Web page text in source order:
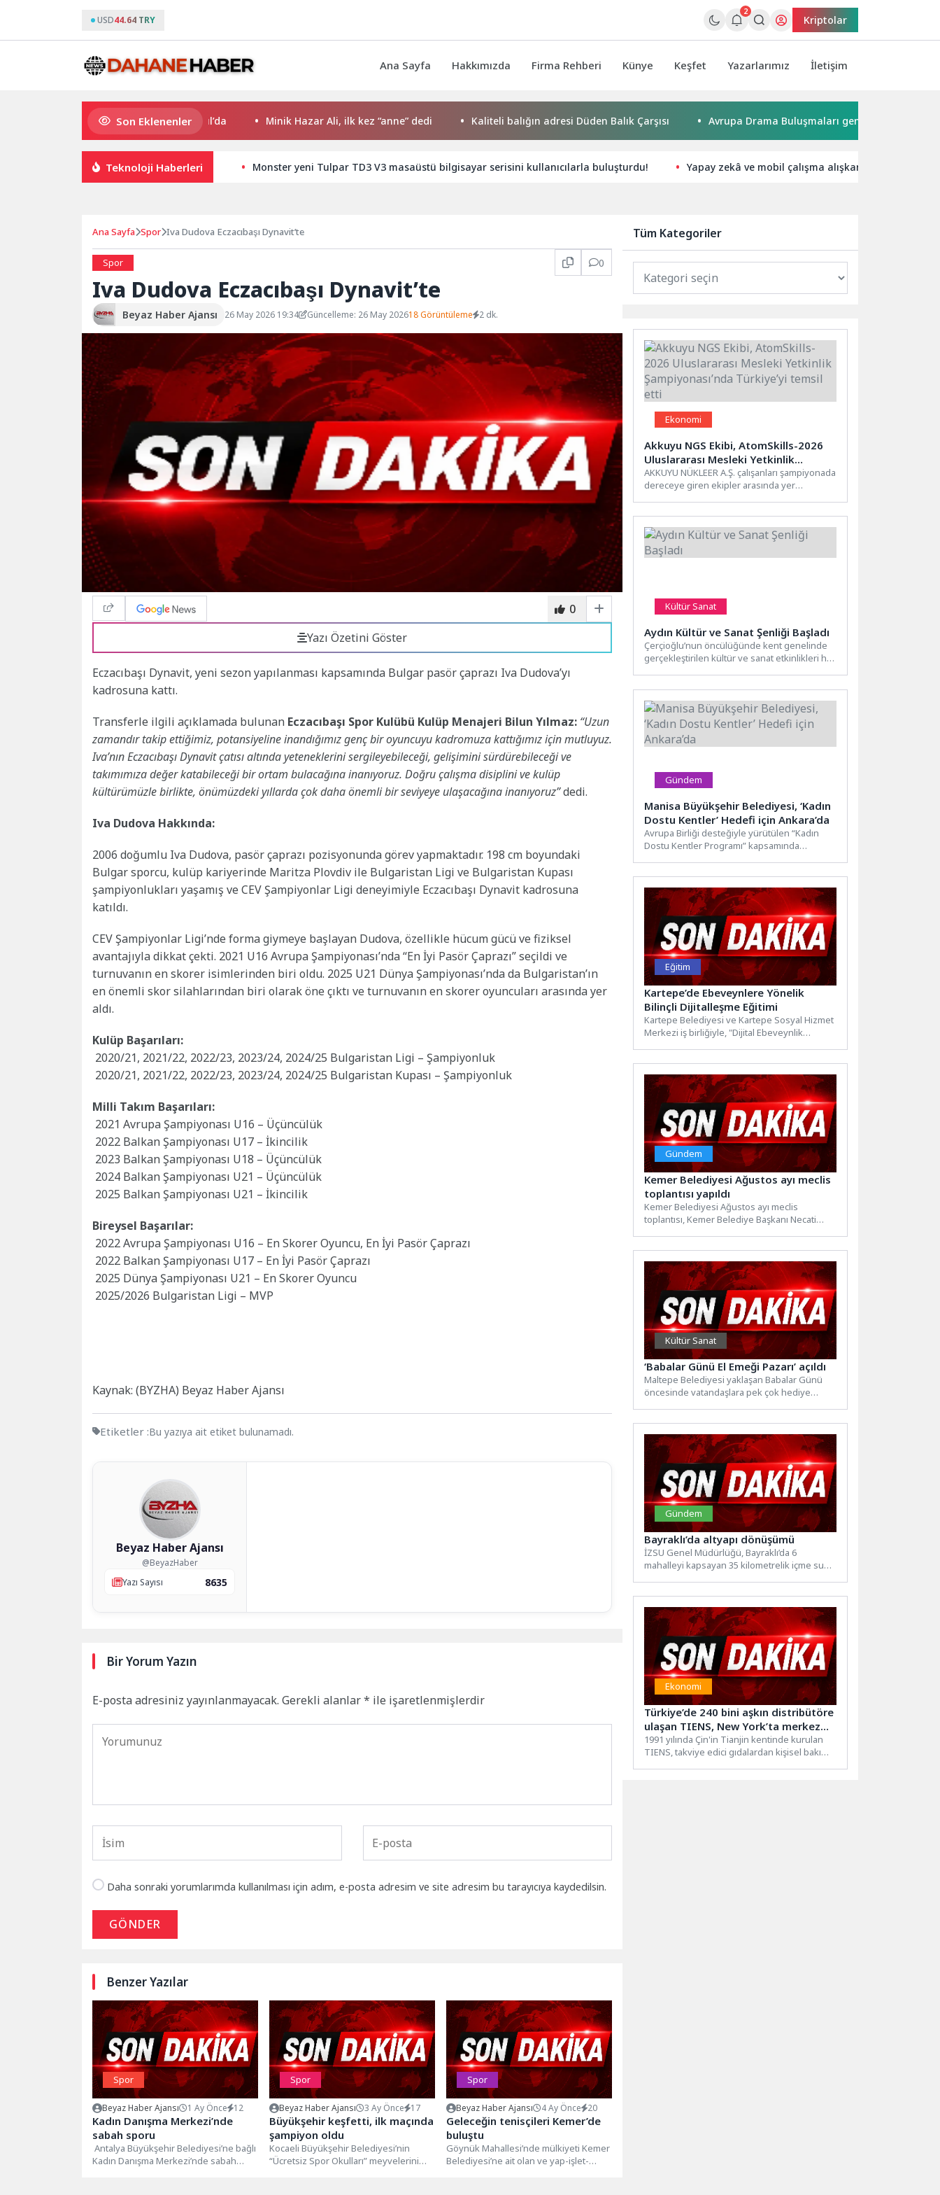
USD44.64 TRY
2
Kriptolar
Ana Sayfa Hakkımızda Firma Rehberi Künye Keşfet Yazarlarımız İletişim
Son Eklenenler
Şampiyonlar, İETT ile İstanbul’da Minik Hazar Ali, ilk kez “anne” dedi Kaliteli balığın adresi Düden Balık Çarşısı Avrupa Drama Buluşmaları gençleri İzmir’de
Teknoloji Haberleri Monster yeni Tulpar TD3 V3 masaüstü bilgisayar serisini kullanıcılarla buluşturdu! Yapay zekâ ve mobil çalışma alışkanlıkları ile her
Ana Sayfa Spor Iva Dudova Eczacıbaşı Dynavit’te
Spor 0
Iva Dudova Eczacıbaşı Dynavit’te
Beyaz Haber Ajansı 26 May 2026 19:34 Güncelleme: 26 May 202618 Görüntüleme 2 dk.
0
Yazı Özetini Göster
Eczacıbaşı Dynavit, yeni sezon yapılanması kapsamında Bulgar pasör çaprazı Iva Dudova’yı
kadrosuna kattı.
Transferle ilgili açıklamada bulunan Eczacıbaşı Spor Kulübü Kulüp Menajeri Bilun Yılmaz: “Uzun
zamandır takip ettiğimiz, potansiyeline inandığımız genç bir oyuncuyu kadromuza kattığımız için mutluyuz.
Iva’nın Eczacıbaşı Dynavit çatısı altında yeteneklerini sergileyebileceği, gelişimini sürdürebileceği ve
takımımıza değer katabileceği bir ortam bulacağına inanıyoruz. Doğru çalışma disiplini ve kulüp
kültürümüzle birlikte, önümüzdeki yıllarda çok daha önemli bir seviyeye ulaşacağına inanıyoruz”dedi.
Iva Dudova Hakkında:
2006 doğumlu Iva Dudova, pasör çaprazı pozisyonunda görev yapmaktadır. 198 cm boyundaki
Bulgar sporcu, kulüp kariyerinde Maritza Plovdiv ile Bulgaristan Ligi ve Bulgaristan Kupası
şampiyonlukları yaşamış ve CEV Şampiyonlar Ligi deneyimiyle Eczacıbaşı Dynavit kadrosuna
katıldı.
CEV Şampiyonlar Ligi’nde forma giymeye başlayan Dudova, özellikle hücum gücü ve fiziksel
avantajıyla dikkat çekti. 2021 U16 Avrupa Şampiyonası’nda “En İyi Pasör Çaprazı” seçildi ve
turnuvanın en skorer isimlerinden biri oldu. 2025 U21 Dünya Şampiyonası’nda da Bulgaristan’ın
en önemli skor silahlarından biri olarak öne çıktı ve turnuvanın en skorer oyuncuları arasında yer
aldı.
Kulüp Başarıları:
2020/21, 2021/22, 2022/23, 2023/24, 2024/25 Bulgaristan Ligi – Şampiyonluk
2020/21, 2021/22, 2022/23, 2023/24, 2024/25 Bulgaristan Kupası – Şampiyonluk
Milli Takım Başarıları:
2021 Avrupa Şampiyonası U16 – Üçüncülük
2022 Balkan Şampiyonası U17 – İkincilik
2023 Balkan Şampiyonası U18 – Üçüncülük
2024 Balkan Şampiyonası U21 – Üçüncülük
2025 Balkan Şampiyonası U21 – İkincilik
Bireysel Başarılar:
2022 Avrupa Şampiyonası U16 – En Skorer Oyuncu, En İyi Pasör Çaprazı
2022 Balkan Şampiyonası U17 – En İyi Pasör Çaprazı
2025 Dünya Şampiyonası U21 – En Skorer Oyuncu
2025/2026 Bulgaristan Ligi – MVP
Kaynak: (BYZHA) Beyaz Haber Ajansı
Etiketler :Bu yazıya ait etiket bulunamadı.
Beyaz Haber Ajansı
@BeyazHaber
Yazı Sayısı
8635
Bir Yorum Yazın
E-posta adresiniz yayınlanmayacak. Gerekli alanlar* ile işaretlenmişlerdir
Daha sonraki yorumlarımda kullanılması için adım, e-posta adresim ve site adresim bu tarayıcıya kaydedilsin.
GÖNDER
Benzer Yazılar
Spor
Beyaz Haber Ajansı 1 Ay Önce 12
Kadın Danışma Merkezi’nde
sabah sporu
Antalya Büyükşehir Belediyesi’ne bağlı
Kadın Danışma Merkezi’nde sabah
Spor
Beyaz Haber Ajansı 3 Ay Önce 17
Büyükşehir keşfetti, ilk maçında
şampiyon oldu
Kocaeli Büyükşehir Belediyesi’nin
“Ücretsiz Spor Okulları” meyvelerini
Spor
Beyaz Haber Ajansı 4 Ay Önce 20
Geleceğin tenisçileri Kemer’de
buluştu
Göynük Mahallesi’nde mülkiyeti Kemer
Belediyesi’ne ait olan ve yap-işlet-
Tüm Kategoriler
Ekonomi
Akkuyu NGS Ekibi, AtomSkills-2026
Uluslararası Mesleki Yetkinlik
Şampiyonası’nda Türkiye’yi temsil
etti
AKKUYU NÜKLEER A.Ş. çalışanları şampiyonada
dereceye giren ekipler arasında yer
Kültür Sanat
Aydın Kültür ve Sanat Şenliği Başladı
Çerçioğlu’nun öncülüğünde kent genelinde
gerçekleştirilen kültür ve sanat etkinlikleri hız
Gündem
Manisa Büyükşehir Belediyesi, ‘Kadın
Dostu Kentler’ Hedefi için Ankara’da
Avrupa Birliği desteğiyle yürütülen “Kadın
Dostu Kentler Programı” kapsamında
Eğitim
Kartepe’de Ebeveynlere Yönelik
Bilinçli Dijitalleşme Eğitimi
Kartepe Belediyesi ve Kartepe Sosyal Hizmet
Merkezi iş birliğiyle, "Dijital Ebeveynlik
Gündem
Kemer Belediyesi Ağustos ayı meclis
toplantısı yapıldı
Kemer Belediyesi Ağustos ayı meclis
toplantısı, Kemer Belediye Başkanı Necati
Kültür Sanat
‘Babalar Günü El Emeği Pazarı’ açıldı
Maltepe Belediyesi yaklaşan Babalar Günü
öncesinde vatandaşlara pek çok hediye
Gündem
Bayraklı’da altyapı dönüşümü
İZSU Genel Müdürlüğü, Bayraklı’da 6
mahalleyi kapsayan 35 kilometrelik içme suyu
Ekonomi
Türkiye’de 240 bini aşkın distribütöre
ulaşan TIENS, New York’ta merkez
ofis açtı
1991 yılında Çin'in Tianjin kentinde kurulan
TIENS, takviye edici gıdalardan kişisel bakım